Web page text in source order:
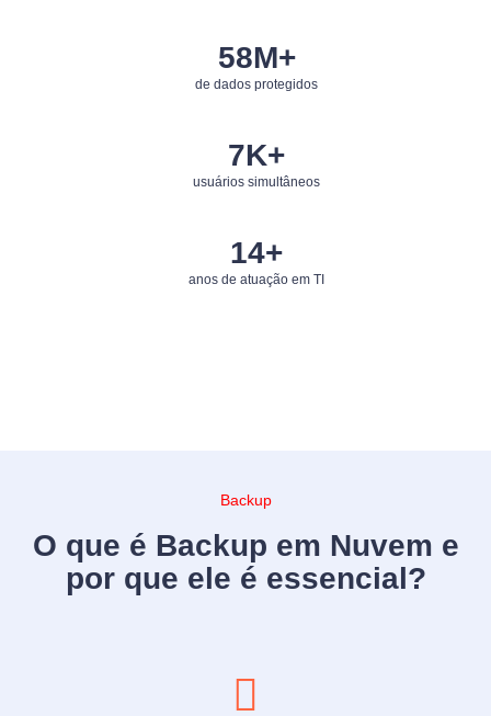
60M+
de dados protegidos
8K+
usuários simultâneos
15+
anos de atuação em TI
Backup
O que é Backup em Nuvem e
por que ele é essencial?